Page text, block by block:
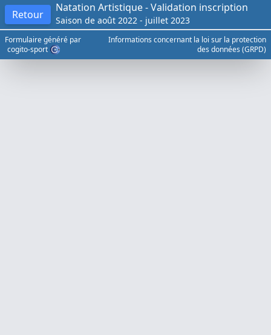
Retour
Natation Artistique - Validation inscription
Saison de août 2022 - juillet 2023
Formulaire généré par
cogito-sport
Informations concernant la loi sur la protection
des données (GRPD)